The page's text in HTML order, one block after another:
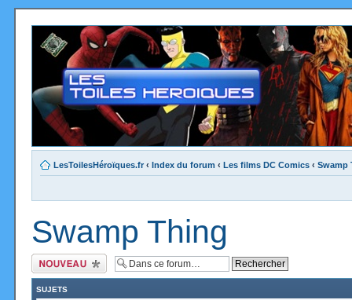
LesToilesHéroïques.fr ‹ Index du forum ‹ Les films DC Comics ‹ Swamp
Swamp Thing
Ecrire un nouveau
sujet
SUJETS